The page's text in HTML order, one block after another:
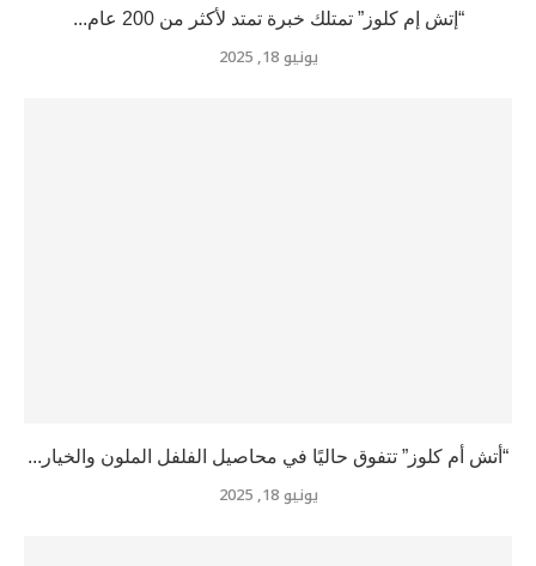
“إتش إم كلوز” تمتلك خبرة تمتد لأكثر من 200 عام...
يونيو 18, 2025
“أتش أم كلوز” تتفوق حاليًا في محاصيل الفلفل الملون والخيار...
يونيو 18, 2025